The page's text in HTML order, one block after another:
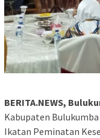
BERITA.NEWS,
Kabupaten
Ikatan Peminatan